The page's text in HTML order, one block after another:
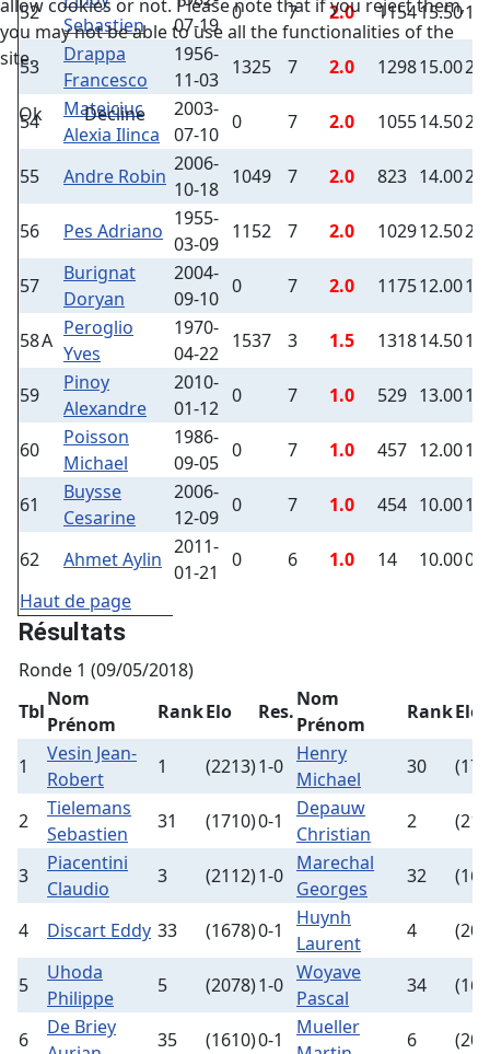
52
Sebastien
07-19
0 7 2.0 115415.501
53
Drappa
Francesco
1956-
11-03
1325 7 2.0 129815.002
54
Mateiciuc
Alexia Ilinca
2003-
07-10
0 7 2.0 105514.502
55 Andre Robin
2006-
10-18
1049 7 2.0 823 14.002
56 Pes Adriano
1955-
03-09
1152 7 2.0 102912.502
57
Burignat
Doryan
2004-
09-10
0 7 2.0 117512.001
58A
Peroglio
Yves
1970-
04-22
1537 3 1.5 131814.501
59
Pinoy
Alexandre
2010-
01-12
0 7 1.0 529 13.001
60
Poisson
Michael
1986-
09-05
0 7 1.0 457 12.001
61
Buysse
Cesarine
2006-
12-09
0 7 1.0 454 10.001
62 Ahmet Aylin
2011-
01-21
0 6 1.0 14 10.000
Haut de page
Résultats
Ronde 1 (09/05/2018)
Tbl
Nom
Prénom
RankElo Res.
Nom
Prénom
RankElo
1
Vesin Jean-
Robert
1 (2213)1-0
Henry
Michael
30
2
Tielemans
Sebastien
31 (1710)0-1
Depauw
Christian
2
3
Piacentini
Claudio
3 (2112)1-0
Marechal
Georges
32
4 Discart Eddy 33 (1678)0-1
Huynh
Laurent
4
5
Uhoda
Philippe
5 (2078)1-0
Woyave
Pascal
34
6
De Briey
35 (1610)0-1
Mueller
6
allow cookies or not. Please note that if you reject them,
you may not be able to use all the functionalities of the
site.
Ok Decline